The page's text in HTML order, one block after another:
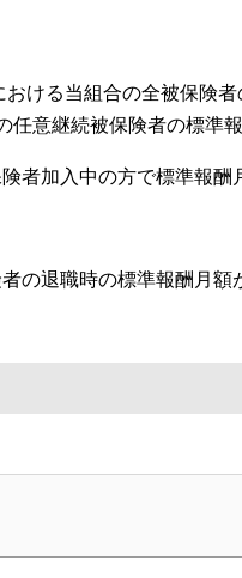
ける当組合の全被保険
任意継続被保険者の標準
加入中の方で標準報酬月
の退職時の標準報酬月額